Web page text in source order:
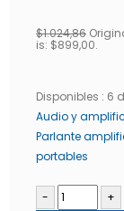
$1.024,86
is: $899,00.
Disponibles : 6
Audio y
Parlante
portables
-
+